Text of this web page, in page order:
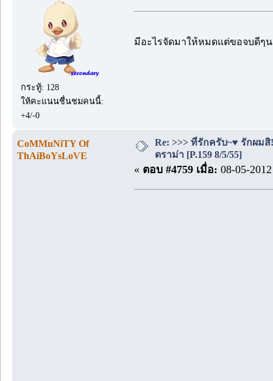
กระทู้: 128
ให้คะแนนชื่นชมคนนี้:
+4/-0
มีอะไรจัดมาให้หมดแต่ขอจบดีๆ
CoMMuNiTY Of
ThAiBoYsLoVE
Re: >>> ที่รักครับ~♥ รักผม
ดราม่า [P.159 8/5/55]
« ตอบ #4759 เมื่อ: 08-05-